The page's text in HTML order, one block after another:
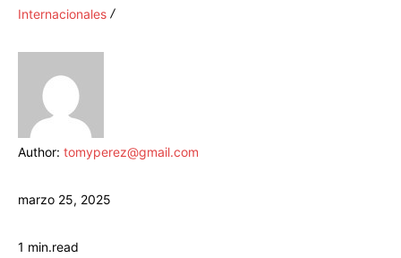
Internacionales
Author: tomyperez@gmail.com
marzo 25, 2025
1 min.read